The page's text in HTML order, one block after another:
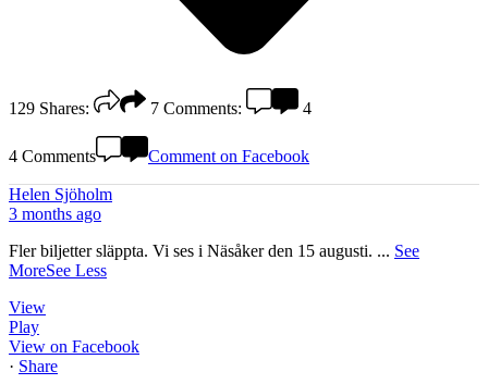
129 Shares: 7 Comments: 4
4 Comments Comment on Facebook
Helen Sjöholm
3 months ago
Fler biljetter släppta. Vi ses i Näsåker den 15 augusti. ... See
MoreSee Less
View
Play
View on Facebook
· Share